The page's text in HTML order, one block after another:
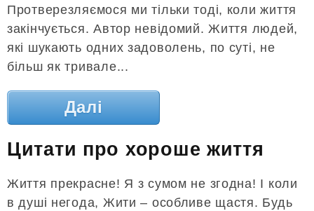
Протверезляємося ми тільки тоді, коли життя
закінчується. Автор невідомий. Життя людей,
які шукають одних задоволень, по суті, не
більш як тривале...
Далі
Цитати про хороше життя
Життя прекрасне! Я з сумом не згодна! І коли
в душі негода, Жити – особливе щастя. Будь